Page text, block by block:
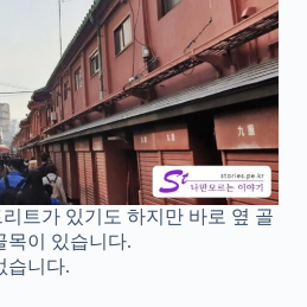
트가 있기도 하지만 바로 옆 골
목이 있습니다.
습니다.